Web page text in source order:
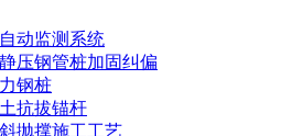
动监测系统
压钢管桩加固纠偏
钢桩
抗拔锚杆
抛撑施工工艺